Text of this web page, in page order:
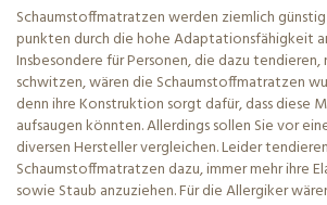
Schaumstoffmatratzen werden ziemlich
punkten durch die hohe Adaptationsfähigkeit
Insbesondere für Personen, die dazu tendieren,
schwitzen, wären die Schaumstoffmatratzen
denn ihre Konstruktion sorgt dafür, dass diese
aufsaugen könnten. Allerdings sollen Sie vor
diversen Hersteller vergleichen. Leider
Schaumstoffmatratzen dazu, immer mehr ihre
sowie Staub anzuziehen. Für die Allergiker